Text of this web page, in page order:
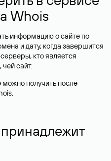
Whois
информацию о сайте по
и дату, когда завершится
кто является
чей сайт.
получить после
принадлежит